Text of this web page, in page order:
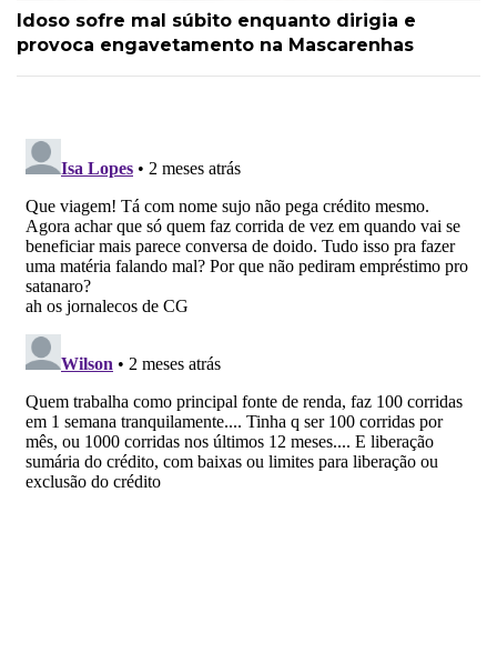
Idoso sofre mal súbito enquanto dirigia e
provoca engavetamento na Mascarenhas